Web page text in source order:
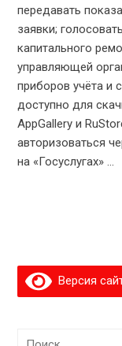
передавать
заявки;
капитального
управляющей
приборов учёта и
доступно для
AppGallery и
авторизоваться
на «Госуслугах» ...
Версия
Найти: